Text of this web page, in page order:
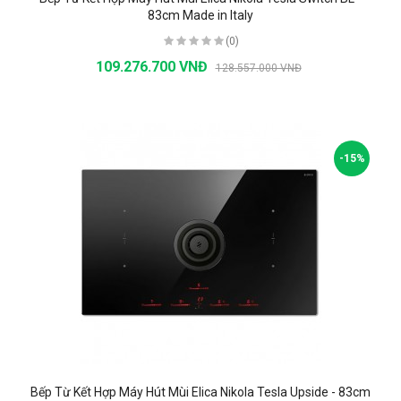
83cm Made in Italy
(0)
109.276.700 VNĐ 128.557.000 VNĐ
-15%
Bếp Từ Kết Hợp Máy Hút Mùi Elica Nikola Tesla Upside - 83cm